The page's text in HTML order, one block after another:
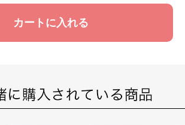
カートに入れる